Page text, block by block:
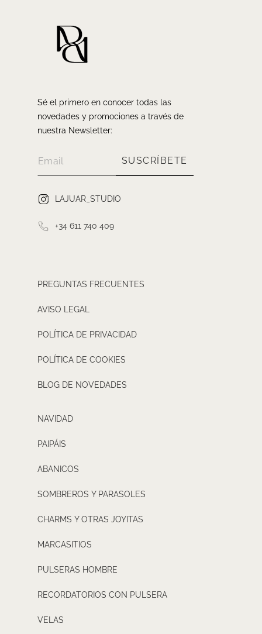
Sé el primero en conocer todas las
novedades y promociones a través de
nuestra Newsletter:
SUSCRÍBETE
LAJUAR_STUDIO
+34 611 740 409
PREGUNTAS FRECUENTES
AVISO LEGAL
POLÍTICA DE PRIVACIDAD
POLÍTICA DE COOKIES
BLOG DE NOVEDADES
NAVIDAD
PAIPÁIS
ABANICOS
SOMBREROS Y PARASOLES
CHARMS Y OTRAS JOYITAS
MARCASITIOS
PULSERAS HOMBRE
RECORDATORIOS CON PULSERA
VELAS